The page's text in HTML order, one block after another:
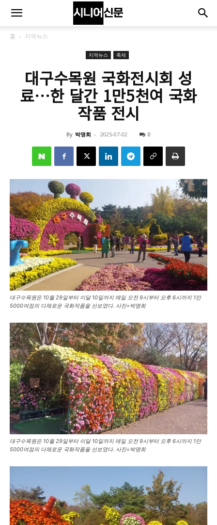
홈 지역뉴스
지역뉴스 축제
대구수목원 국화전시회 성
료…한 달간 1만5천여 국화
작품 전시
By 박명희 - 2025-07-02 0
대구수목원은 10월 29일부터 이달 10일까지 매일 오전 9시부터 오후 6시까지 1만
5000여점의 다채로운 국화작품을 선보였다. 사진=박명희
대구수목원은 10월 29일부터 이달 10일까지 매일 오전 9시부터 오후 6시까지 1만
5000여점의 다채로운 국화작품을 선보였다. 사진=박명희